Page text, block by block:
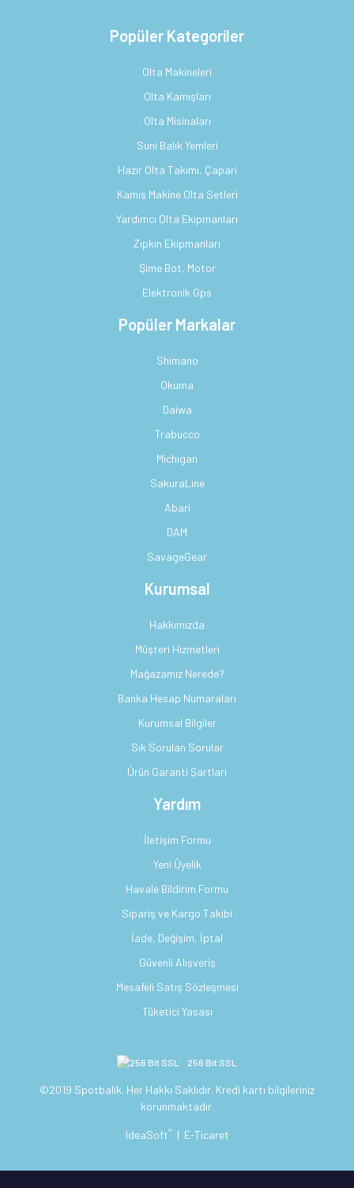
Popüler Kategoriler
Olta Makineleri
Olta Kamışları
Olta Misinaları
Suni Balık Yemleri
Hazır Olta Takımı, Çapari
Kamış Makine Olta Setleri
Yardımcı Olta Ekipmanları
Zıpkın Ekipmanları
Şime Bot, Motor
Elektronik Gps
Popüler Markalar
Shimano
Okuma
Daiwa
Trabucco
Michigan
SakuraLine
Abari
DAM
SavageGear
Kurumsal
Hakkımızda
Müşteri Hizmetleri
Mağazamız Nerede?
Banka Hesap Numaraları
Kurumsal Bilgiler
Sık Sorulan Sorular
Ürün Garanti Şartları
Yardım
İletişim Formu
Yeni Üyelik
Havale Bildirim Formu
Sipariş ve Kargo Takibi
İade, Değişim, İptal
Güvenli Alışveriş
Mesafeli Satış Sözleşmesi
Tüketici Yasası
256 Bit SSL
©2019 Spotbalik. Her Hakkı Saklıdır. Kredi kartı bilgileriniz
korunmaktadır.
IdeaSoft® | E-Ticaret